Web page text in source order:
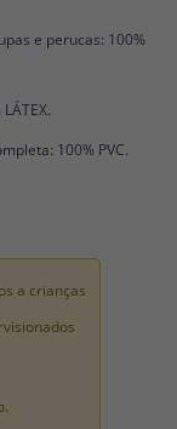
e perucas: 100%
100% PVC.
a crianças